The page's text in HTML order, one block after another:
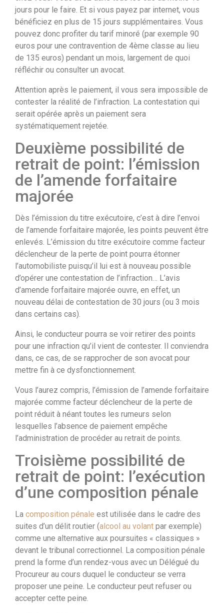
jours pour le faire. Et si vous payez par internet, vous
bénéficiez en plus de 15 jours supplémentaires. Vous
pouvez donc profiter du tarif minoré (par exemple 90
euros pour une contravention de 4ème classe au lieu
de 135 euros) pendant un mois, largement de quoi
réfléchir ou consulter un avocat.
Attention après le paiement, il vous sera impossible de
contester la réalité de l’infraction. La contestation qui
serait opérée après un paiement sera
systématiquement rejetée.
Deuxième possibilité de
retrait de point: l’émission
de l’amende forfaitaire
majorée
Dès l’émission du titre exécutoire, c’est à dire l’envoi
de l’amende forfaitaire majorée, les points peuvent être
enlevés. L’émission du titre exécutoire comme facteur
déclencheur de la perte de point pourra étonner
l’automobiliste puisqu’il lui est à nouveau possible
d’opérer une contestation de l’infraction… L’avis
d’amende forfaitaire majorée ouvre, en effet, un
nouveau délai de contestation de 30 jours (ou 3 mois
dans certains cas).
Ainsi, le conducteur pourra se voir retirer des points
pour une infraction qu’il vient de contester. Il conviendra
dans, ce cas, de se rapprocher de son avocat pour
mettre fin à ce dysfonctionnement.
Vous l’aurez compris, l’émission de l’amende forfaitaire
majorée comme facteur déclencheur de la perte de
point réduit à néant toutes les rumeurs selon
lesquelles l’absence de paiement empêche
l’administration de procéder au retrait de points.
Troisième possibilité de
retrait de point: l’exécution
d’une composition pénale
La composition pénale est utilisée dans le cadre des
suites d’un délit routier (alcool au volant par exemple)
comme une alternative aux poursuites « classiques »
devant le tribunal correctionnel. La composition pénale
prend la forme d’un rendez-vous avec un Délégué du
Procureur au cours duquel le conducteur se verra
proposer une peine. Le conducteur peut refuser ou
accepter cette peine.